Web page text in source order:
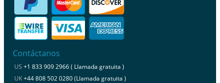
Contáctanos
US +1 833 909 2966 ( Llamada gratuita )
UK+44 808 502 0280 (Llamada gratuita )